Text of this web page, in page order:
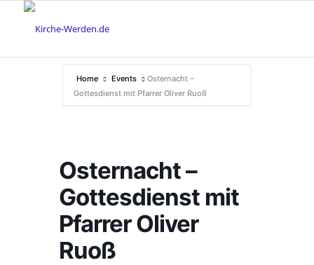
Home Events
Osternacht –
Gottesdienst mit Pfarrer Oliver Ruoß
Osternacht –
Gottesdienst mit
Pfarrer Oliver
Ruoß